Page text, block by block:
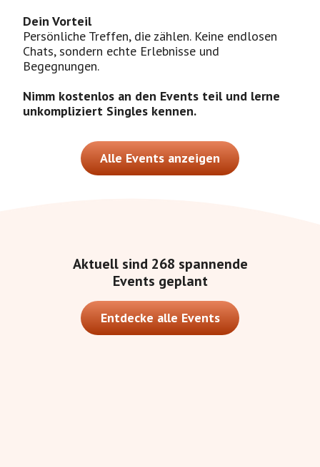
Dein Vorteil
Persönliche Treffen, die zählen. Keine endlosen
Chats, sondern echte Erlebnisse und
Begegnungen.
Nimm kostenlos an den Events teil und lerne
unkompliziert Singles kennen.
Alle Events anzeigen
Aktuell sind 268 spannende
Events geplant
Entdecke alle Events